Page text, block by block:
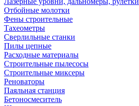
Отбойные молотки
Фены строительные
Тахеометры
Сверлильные станки
Пилы цепные
Расходные материалы
Строительные пылесосы
Строительные миксеры
Реноваторы
Паяльная станция
Бетоносмеситель